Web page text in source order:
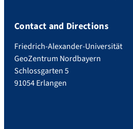
Contact and Directions
Friedrich-Alexander-Universität
GeoZentrum Nordbayern
Schlossgarten 5
91054 Erlangen